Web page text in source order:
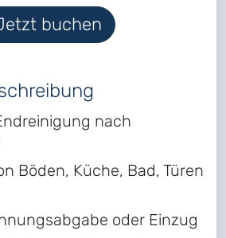
buchen
nach
Böden, Küche, Bad, Türen
oder Einzug